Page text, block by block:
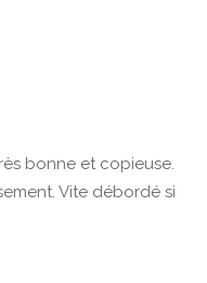
bonne et copieuse.
Vite débordé si